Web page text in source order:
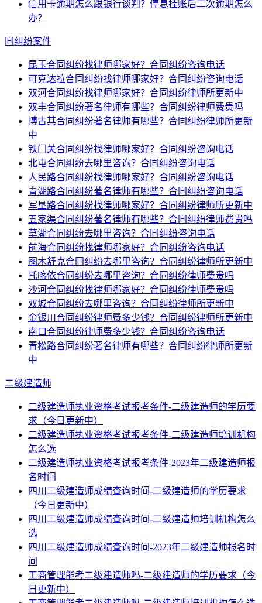
信用卡逾期怎么跟银行谈判？停息挂账后二次逾期怎么
办？
同纠纷案件
昆玉合同纠纷找律师哪家好？合同纠纷咨询电话
可克达拉合同纠纷找律师哪家好？合同纠纷咨询电话
双河合同纠纷找律师哪家好？合同纠纷律师所更新中
双丰合同纠纷著名律师有哪些？合同纠纷律师费贵吗
博古其合同纠纷著名律师有哪些？合同纠纷律师所更新
中
铁门关合同纠纷找律师哪家好？合同纠纷咨询电话
北屯合同纠纷去哪里咨询？合同纠纷咨询电话
人民路合同纠纷找律师哪家好？合同纠纷咨询电话
青湖路合同纠纷著名律师有哪些？合同纠纷咨询电话
军垦路合同纠纷找律师哪家好？合同纠纷律师所更新中
五家渠合同纠纷著名律师有哪些？合同纠纷律师费贵吗
草湖合同纠纷去哪里咨询？合同纠纷咨询电话
前海合同纠纷找律师哪家好？合同纠纷咨询电话
图木舒克合同纠纷去哪里咨询？合同纠纷律师所更新中
托喀依合同纠纷去哪里咨询？合同纠纷律师费贵吗
沙河合同纠纷找律师哪家好？合同纠纷律师费贵吗
双城合同纠纷去哪里咨询？合同纠纷律师所更新中
金银川合同纠纷律师费多少钱？合同纠纷律师所更新中
南口合同纠纷律师费多少钱？合同纠纷咨询电话
青松路合同纠纷著名律师有哪些？合同纠纷律师所更新
中
二级建造师
二级建造师执业资格考试报考条件-二级建造师的学历要
求（今日更新中）
二级建造师执业资格考试报考条件-二级建造师培训机构
怎么选
二级建造师执业资格考试报考条件-2023年二级建造师报
名时间
四川二级建造师成绩查询时间-二级建造师的学历要求
（今日更新中）
四川二级建造师成绩查询时间-二级建造师培训机构怎么
选
四川二级建造师成绩查询时间-2023年二级建造师报名时
间
工商管理能考二级建造师吗-二级建造师的学历要求（今
日更新中）